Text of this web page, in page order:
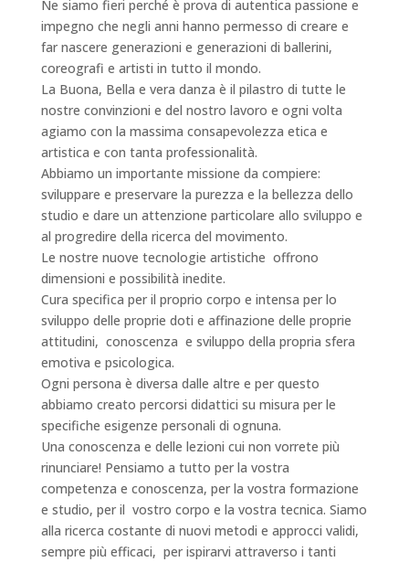
Ne siamo fieri perché è prova di autentica passione e
impegno che negli anni hanno permesso di creare e
far nascere generazioni e generazioni di ballerini,
coreografi e artisti in tutto il mondo.
La Buona, Bella e vera danza è il pilastro di tutte le
nostre convinzioni e del nostro lavoro e ogni volta
agiamo con la massima consapevolezza etica e
artistica e con tanta professionalità.
Abbiamo un importante missione da compiere:
sviluppare e preservare la purezza e la bellezza dello
studio e dare un attenzione particolare allo sviluppo e
al progredire della ricerca del movimento.
Le nostre nuove tecnologie artistiche offrono
dimensioni e possibilità inedite.
Cura specifica per il proprio corpo e intensa per lo
sviluppo delle proprie doti e affinazione delle proprie
attitudini, conoscenza e sviluppo della propria sfera
emotiva e psicologica.
Ogni persona è diversa dalle altre e per questo
abbiamo creato percorsi didattici su misura per le
specifiche esigenze personali di ognuna.
Una conoscenza e delle lezioni cui non vorrete più
rinunciare! Pensiamo a tutto per la vostra
competenza e conoscenza, per la vostra formazione
e studio, per il vostro corpo e la vostra tecnica. Siamo
alla ricerca costante di nuovi metodi e approcci validi,
sempre più efficaci, per ispirarvi attraverso i tanti